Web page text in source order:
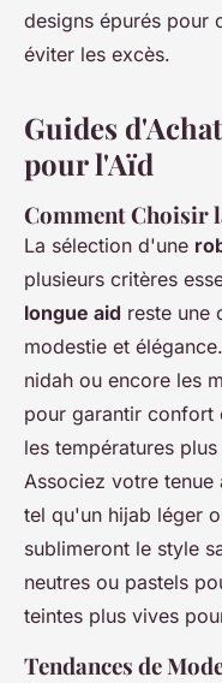
designs épurés pour
éviter les excès.
Guides
pour l'Aïd
Comment Choisir
La sélection d'une
plusieurs critères
longue aid reste une
modestie et
nidah ou encore les
pour garantir confort
les températures
Associez votre tenue
tel qu'un hijab léger
sublimeront le style
neutres ou pastels
teintes plus vives
Tendances de